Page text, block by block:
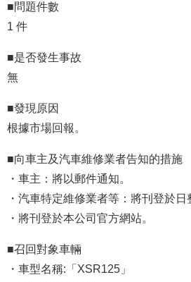
■問題件數
1 件
■是否發生事故
無
■發現原因
根據市場回報。
■向車主及汽車維修業者告知的措施
・車主：將以郵件通知。
・汽車特定維修業者等：將刊登於日
・將刊登於本公司官方網站。
■召回對象車輛
・車型名稱:「XSR125」